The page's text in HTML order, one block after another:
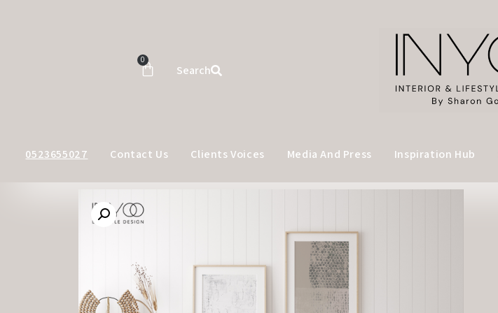
Search
0
Inspiration Hub
Media And Press
Clients Voices
Contact Us
0523655027